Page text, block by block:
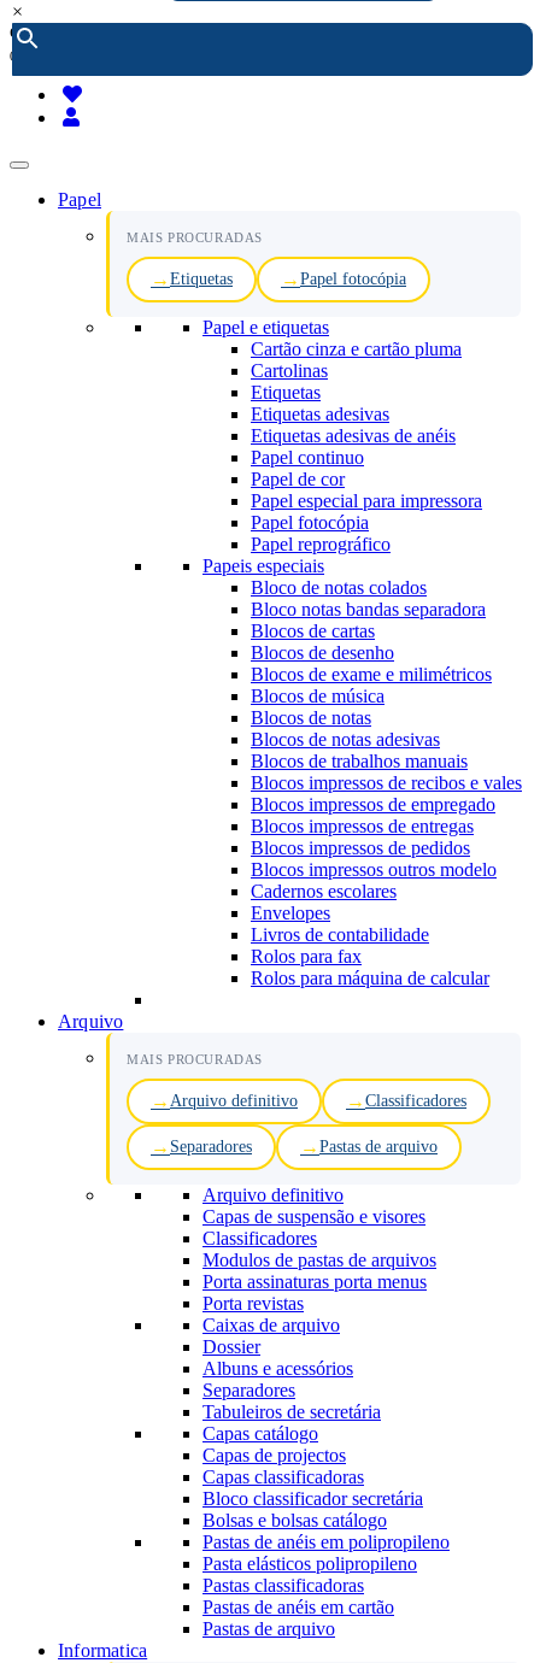
×
encomendar por telefone :
(chamada rede fixa nacional)
Papel
MAIS PROCURADAS
Etiquetas Papel fotocópia
Papel e etiquetas
Cartão cinza e cartão pluma
Cartolinas
Etiquetas
Etiquetas adesivas
Etiquetas adesivas de anéis
Papel continuo
Papel de cor
Papel especial para impressora
Papel fotocópia
Papel reprográfico
Papeis especiais
Bloco de notas colados
Bloco notas bandas separadora
Blocos de cartas
Blocos de desenho
Blocos de exame e milimétricos
Blocos de música
Blocos de notas
Blocos de notas adesivas
Blocos de trabalhos manuais
Blocos impressos de recibos e vales
Blocos impressos de empregado
Blocos impressos de entregas
Blocos impressos de pedidos
Blocos impressos outros modelo
Cadernos escolares
Envelopes
Livros de contabilidade
Rolos para fax
Rolos para máquina de calcular
Arquivo
MAIS PROCURADAS
Arquivo definitivo Classificadores
Separadores Pastas de arquivo
Arquivo definitivo
Capas de suspensão e visores
Classificadores
Modulos de pastas de arquivos
Porta assinaturas porta menus
Porta revistas
Caixas de arquivo
Dossier
Albuns e acessórios
Separadores
Tabuleiros de secretária
Capas catálogo
Capas de projectos
Capas classificadoras
Bloco classificador secretária
Bolsas e bolsas catálogo
Pastas de anéis em polipropileno
Pasta elásticos polipropileno
Pastas classificadoras
Pastas de anéis em cartão
Pastas de arquivo
Informatica